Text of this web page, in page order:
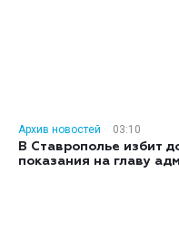
Архив новостей
03:10
В Ставрополье избит
показания на главу